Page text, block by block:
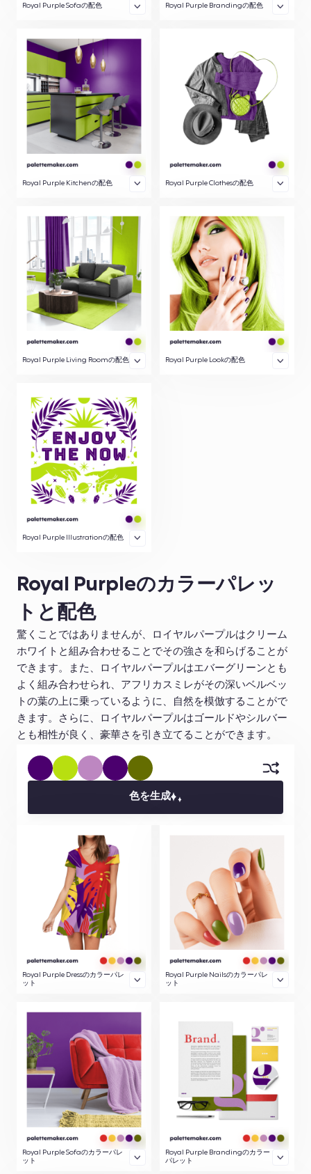
Royal Purple Sofaの配色 Royal Purple Brandingの配色
Royal Purple Kitchenの配色 Royal Purple Clothesの配色
Royal Purple Living Roomの配色 Royal Purple Lookの配色
Royal Purple Illustrationの配色
Royal Purpleのカラーパレッ
トと配色
驚くことではありませんが、ロイヤルパープルはクリーム
ホワイトと組み合わせることでその強さを和らげることが
できます。また、ロイヤルパープルはエバーグリーンとも
よく組み合わせられ、アフリカスミレがその深いベルベッ
トの葉の上に乗っているように、自然を模倣することがで
きます。さらに、ロイヤルパープルはゴールドやシルバー
とも相性が良く、豪華さを引き立てることができます。
色を生成
Royal Purple Dressのカラーパレ
ット
Royal Purple Nailsのカラーパレ
ット
Royal Purple Sofaのカラーパレ
ット
Royal Purple Brandingのカラー
パレット